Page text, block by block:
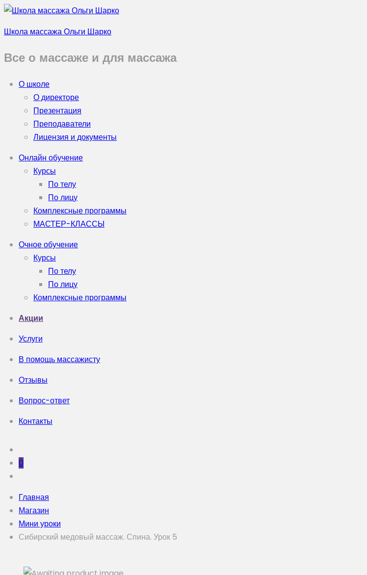
Школа массажа Ольги Шарко
Все о массаже и для массажа
О школе
О директоре
Презентация
Преподаватели
Лицензия и документы
Онлайн обучение
Курсы
По телу
По лицу
Комплексные программы
МАСТЕР-КЛАССЫ
Очное обучение
Курсы
По телу
По лицу
Комплексные программы
Акции
Услуги
В помощь массажисту
Отзывы
Вопрос-ответ
Контакты
0
Главная
Магазин
Мини уроки
Сибирский медовый массаж. Спина. Урок 5